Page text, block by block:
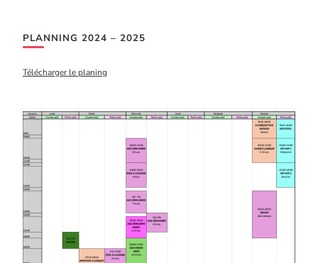
PLANNING 2024 – 2025
Télécharger le planing